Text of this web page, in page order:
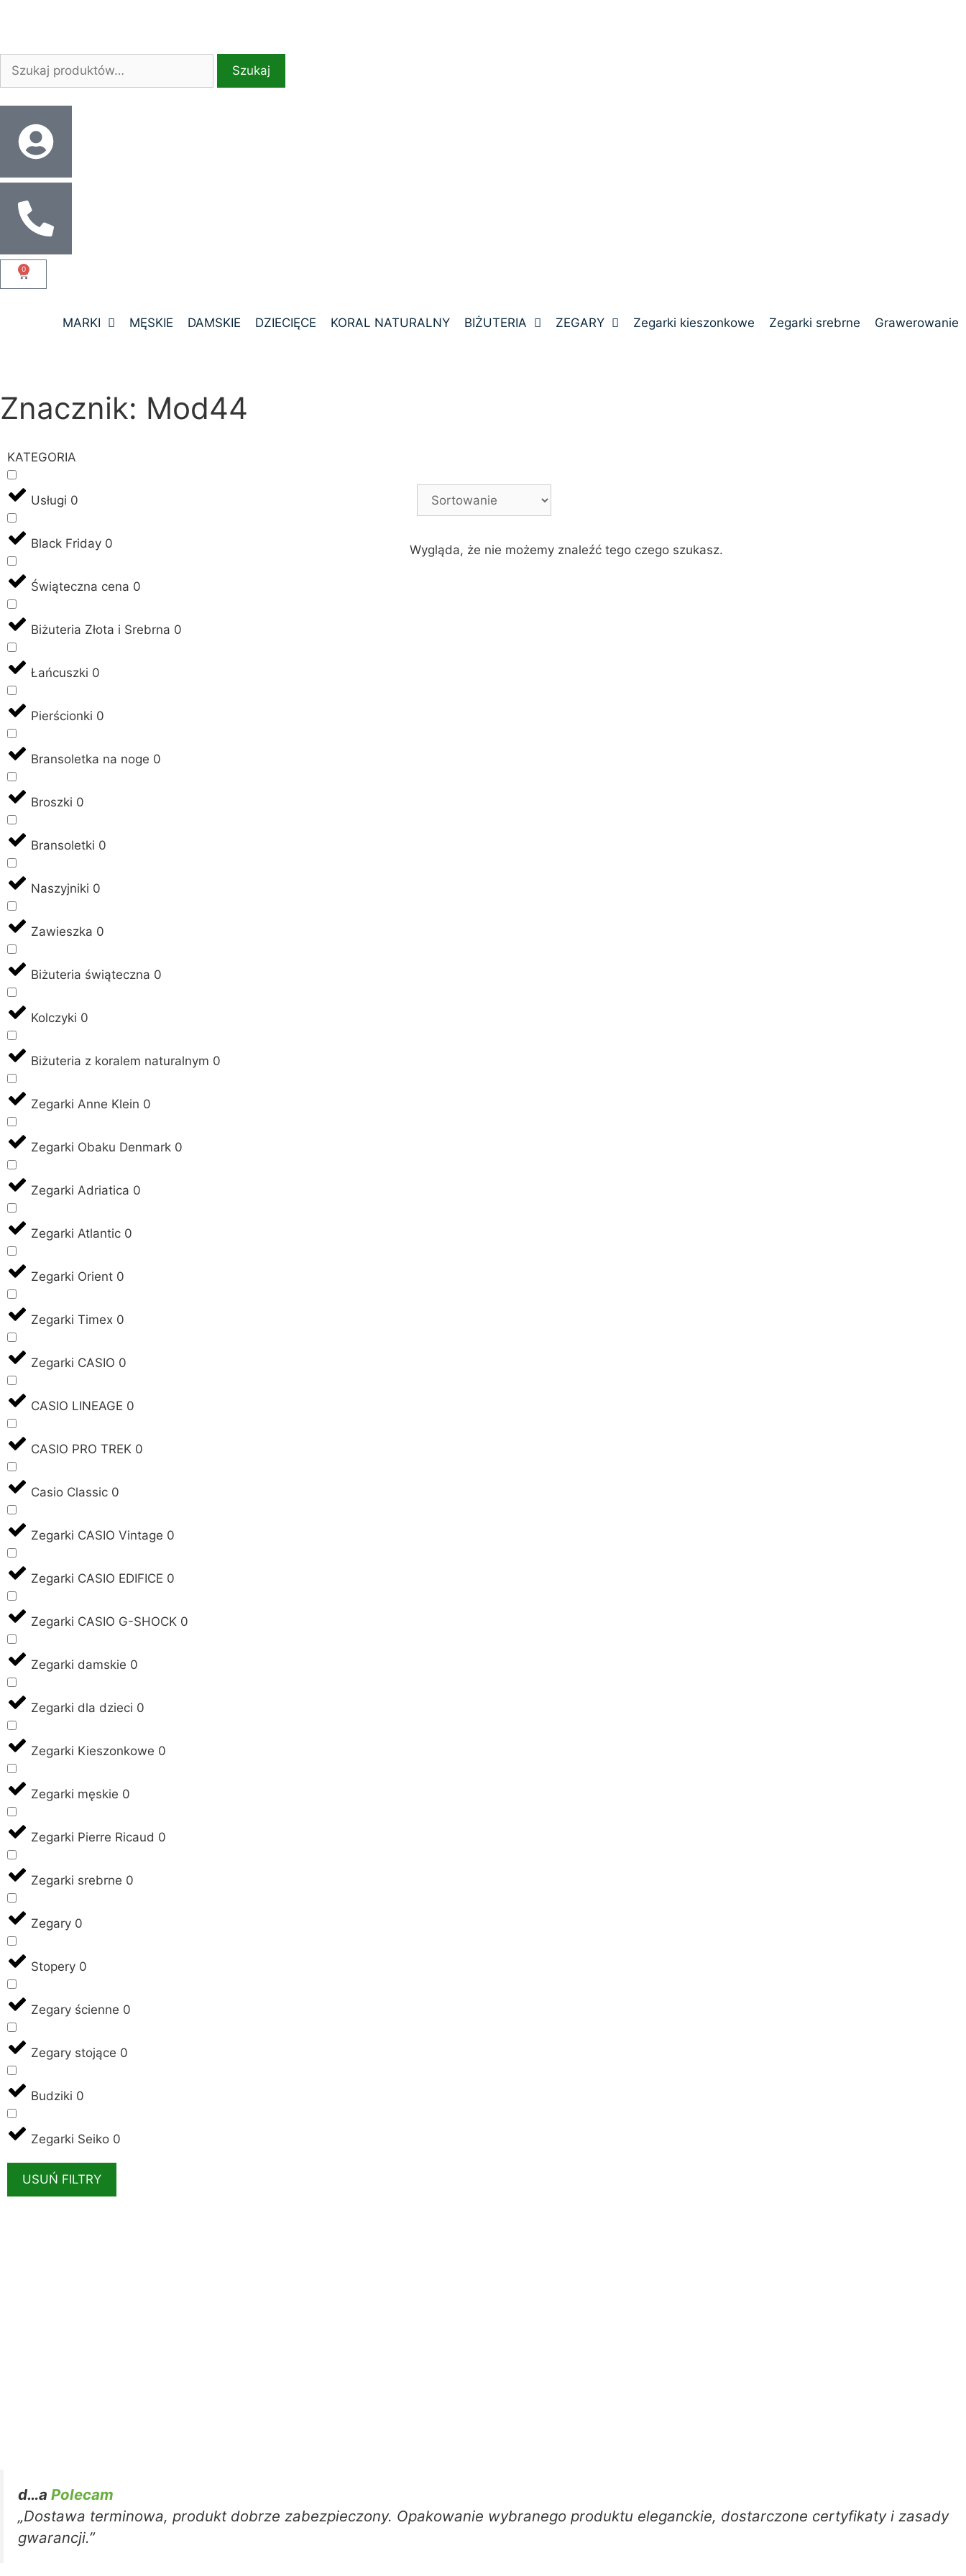
Szukaj
0
MARKI MĘSKIE DAMSKIE DZIECIĘCE KORAL NATURALNY BIŻUTERIA ZEGARY Zegarki kieszonkowe Zegarki srebrne Grawerowanie
Znacznik: Mod44
KATEGORIA
Usługi 0
Black Friday 0
Świąteczna cena 0
Biżuteria Złota i Srebrna 0
Łańcuszki 0
Pierścionki 0
Bransoletka na noge 0
Broszki 0
Bransoletki 0
Naszyjniki 0
Zawieszka 0
Biżuteria świąteczna 0
Kolczyki 0
Biżuteria z koralem naturalnym 0
Zegarki Anne Klein 0
Zegarki Obaku Denmark 0
Zegarki Adriatica 0
Zegarki Atlantic 0
Zegarki Orient 0
Zegarki Timex 0
Zegarki CASIO 0
CASIO LINEAGE 0
CASIO PRO TREK 0
Casio Classic 0
Zegarki CASIO Vintage 0
Zegarki CASIO EDIFICE 0
Zegarki CASIO G-SHOCK 0
Zegarki damskie 0
Zegarki dla dzieci 0
Zegarki Kieszonkowe 0
Zegarki męskie 0
Zegarki Pierre Ricaud 0
Zegarki srebrne 0
Zegary 0
Stopery 0
Zegary ścienne 0
Zegary stojące 0
Budziki 0
Zegarki Seiko 0
USUŃ FILTRY
Wygląda, że nie możemy znaleźć tego czego szukasz.
d…a Polecam
„Dostawa terminowa, produkt dobrze zabezpieczony. Opakowanie wybranego produktu eleganckie, dostarczone certyfikaty i zasady
gwarancji.”